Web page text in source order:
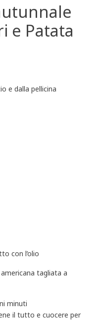
e Patata
e dalla pellicina
con l’olio
tagliata a
minuti
il tutto e cuocere per